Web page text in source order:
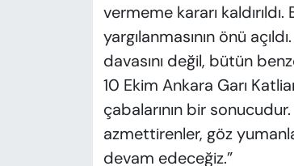
vermeme kararı
yargılanmasının önü
davasını değil, bütün
10 Ekim Ankara Garı
çabalarının bir
azmettirenler, göz
devam edeceğiz.”